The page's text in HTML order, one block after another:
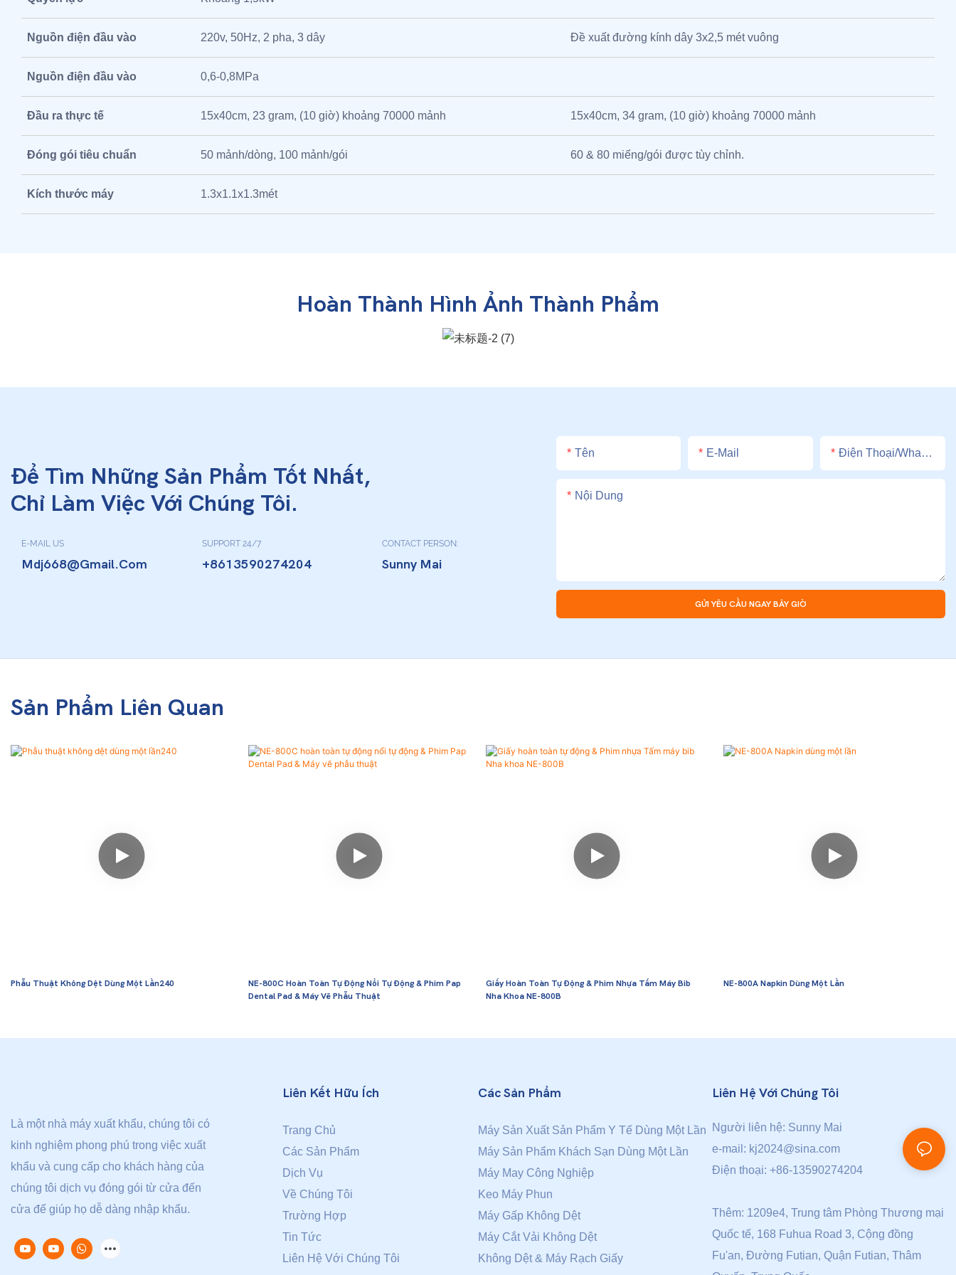
Nguồn điện đầu vào 220v, 50Hz, 2 pha, 3 dây Đề xuất đường kính dây 3x2,5 mét vuông
Nguồn điện đầu vào 0,6-0,8MPa
Đầu ra thực tế 15x40cm, 23 gram, (10 giờ) khoảng 70000 mảnh 15x40cm, 34 gram, (10 giờ) khoảng 70000 mảnh
Đóng gói tiêu chuẩn 50 mảnh/dòng, 100 mảnh/gói 60 & 80 miếng/gói được tùy chỉnh.
Kích thước máy 1.3x1.1x1.3mét
Hoàn Thành Hình Ảnh Thành Phẩm
Để Tìm Những Sản Phẩm Tốt Nhất,
Chỉ Làm Việc Với Chúng Tôi.
E-MAIL US
Mdj668@gmail.com
SUPPORT 24/7
+8613590274204
CONTACT PERSON:
Sunny Mai
Tên E-Mail Điện Thoại/whatsApp
Nội Dung
GỬI YÊU CẦU NGAY BÂY GIỜ
Sản Phẩm Liên Quan
Phẫu Thuật Không Dệt Dùng Một Lần240
NE-800C Hoàn Toàn Tự Động Nổi Tự Động & Phim Pap
Dental Pad & Máy Vẽ Phẫu Thuật
Giấy Hoàn Toàn Tự Động & Phim Nhựa Tấm Máy Bib
Nha Khoa NE-800B
NE-800A Napkin Dùng Một Lần
Là một nhà máy xuất khẩu, chúng tôi có
kinh nghiệm phong phú trong việc xuất
khẩu và cung cấp cho khách hàng của
chúng tôi dịch vụ đóng gói từ cửa đến
cửa để giúp họ dễ dàng nhập khẩu.
Liên Kết Hữu Ích
Trang Chủ
Các Sản Phẩm
Dịch Vụ
Về Chúng Tôi
Trường Hợp
Tin Tức
Liên Hệ Với Chúng Tôi
Các Sản Phẩm
Máy Sản Xuất Sản Phẩm Y Tế Dùng Một Lần
Máy Sản Phẩm Khách Sạn Dùng Một Lần
Máy May Công Nghiệp
Keo Máy Phun
Máy Gấp Không Dệt
Máy Cắt Vải Không Dệt
Không Dệt & Máy Rạch Giấy
Liên Hệ Với Chúng Tôi
Người liên hệ: Sunny Mai
e-mail: kj2024@sina.com
Điện thoại: +86-13590274204
Thêm: 1209e4, Trung tâm Phòng Thương mại
Quốc tế, 168 Fuhua Road 3, Cộng đồng
Fu'an, Đường Futian, Quận Futian, Thâm